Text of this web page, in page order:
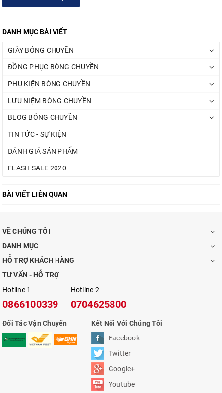
DANH MỤC BÀI VIẾT
GIÀY BÓNG CHUYỀN
ĐỒNG PHỤC BÓNG CHUYỀN
PHỤ KIỆN BÓNG CHUYỀN
LƯU NIỆM BÓNG CHUYỀN
BLOG BÓNG CHUYỀN
TIN TỨC - SỰ KIỆN
ĐÁNH GIÁ SẢN PHẨM
FLASH SALE 2020
BÀI VIẾT LIÊN QUAN
VỀ CHÚNG TÔI
DANH MỤC
HỖ TRỢ KHÁCH HÀNG
TƯ VẤN - HỖ TRỢ
Hotline 1
0866100339
Hotline 2
0704625800
Đối Tác Vận Chuyển
Kết Nối Với Chúng Tôi
Facebook
Twitter
Google+
Youtube